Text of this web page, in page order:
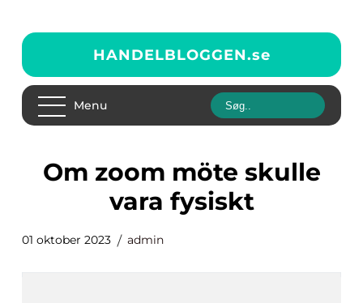
HANDELBLOGGEN.se
Menu
om zoom möte skulle
vara fysiskt
01 oktober 2023 admin